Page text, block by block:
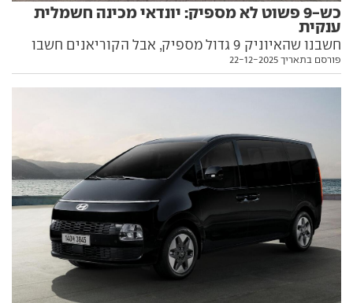
כש-9 פשוט לא מספיק: יונדאי מכינה חשמלית
ענקית
חשבנו שהאיוניק 9 גדול מספיק, אבל הקוריאנים חשבו
אחרת: ביונדאי ישיקו בחודש הבא רכב חשמלי ענקי
פורסם בתאריך 22-12-2025